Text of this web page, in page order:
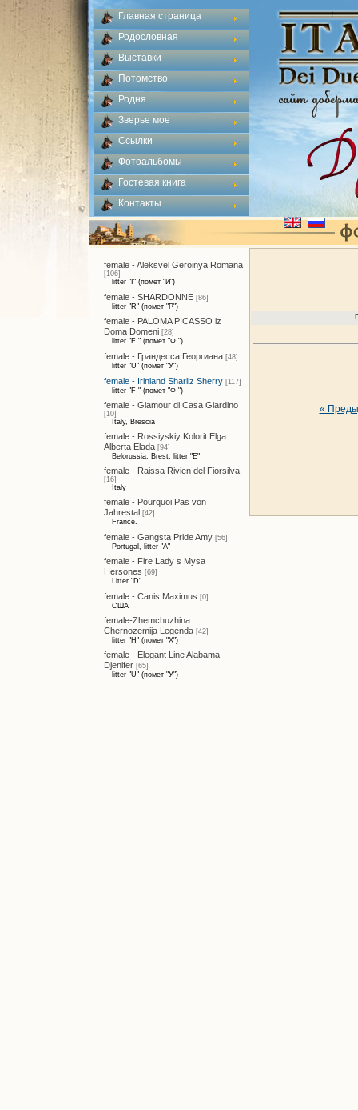
Главная страница
Родословная
Выставки
Потомство
Родня
Зверье мое
Ссылки
Фотоальбомы
Гостевая книга
Контакты
female - Aleksvel Geroinya Romana
[106]
litter "I" (помет "И")
female - SHARDONNE [86]
litter "R" (помет "Р")
female - PALOMA PICASSO iz
Doma Domeni [28]
litter "F " (помет "Ф ")
female - Грандесса Георгиана [48]
litter "U" (помет "У")
female - Irinland Sharliz Sherry [117]
litter "F " (помет "Ф ")
female - Giamour di Casa Giardino
[10]
Italy, Brescia
female - Rossiyskiy Kolorit Elga
Alberta Elada [94]
Belorussia, Brest, litter "E"
female - Raissa Rivien del Fiorsilva
[16]
Italy
female - Pourquoi Pas von
Jahrestal [42]
France.
female - Gangsta Pride Amy [56]
Portugal, litter "A"
female - Fire Lady s Mysa
Hersones [69]
Litter "D"
female - Canis Maximus [0]
США
female-Zhemchuzhina
Chernozemija Legenda [42]
litter "H" (помет "Х")
female - Elegant Line Alabama
Djenifer [65]
litter "U" (помет "У")
«